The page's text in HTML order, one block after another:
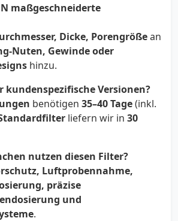
maßgeschneiderte
Dicke, Porengrößean
Nuten, Gewinde oder
hinzu.
kundenspezifische Versionen?
benötigen 35–40 Tage(inkl.
liefern wir in 30
nutzen diesen Filter?
Luftprobennahme,
präzise
und
.